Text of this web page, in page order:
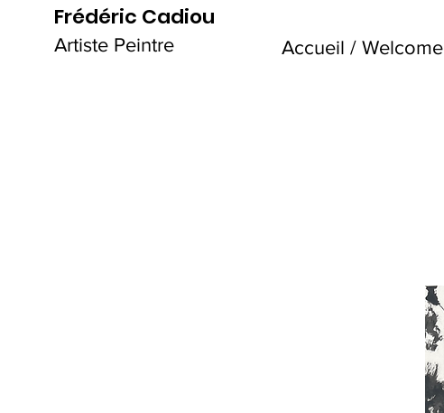
Frédéric Cadiou
Artiste Peintre Accueil / Welcome